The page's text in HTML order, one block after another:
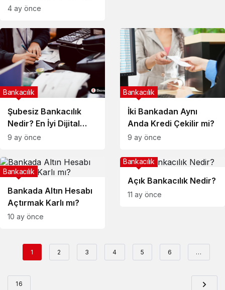
Ücretleri
4 ay önce
Şubesiz Bankacılık
Nedir? En İyi Dijital
Bankalar
Bankacılık
9 ay önce
İki Bankadan Aynı
Anda Kredi Çekilir mi?
Bankacılık
9 ay önce
Bankada Altın Hesabı
Açtırmak Karlı mı?
Bankacılık
10 ay önce
Açık Bankacılık Nedir?
Bankacılık
11 ay önce
1 2 3 4 5 6 …
16